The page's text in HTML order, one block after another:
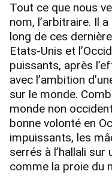
Tout ce que nous
nom, l’arbitraire. Il
long de ces
Etats-Unis et
puissants, après
avec l’ambition
sur le monde.
monde non
bonne volonté en
impuissants, les
serrés à l’hallali
comme la proie du